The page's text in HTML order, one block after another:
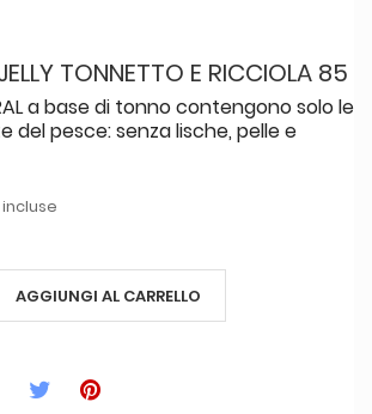
TONNETTO E RICCIOLA 85
a base di tonno contengono solo le
del pesce: senza lische, pelle e
AGGIUNGI AL CARRELLO